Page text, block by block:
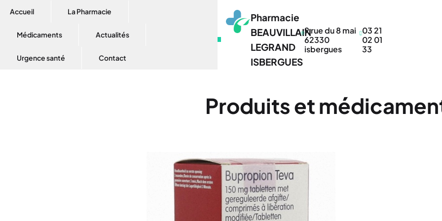
Pharmacie
BEAUVILLAIN
LEGRAND
ISBERGUES
9 rue du 8 mai
62330
isbergues
03 21
02 01
33
Accueil La Pharmacie
Médicaments Actualités
Urgence santé Contact
Produits et